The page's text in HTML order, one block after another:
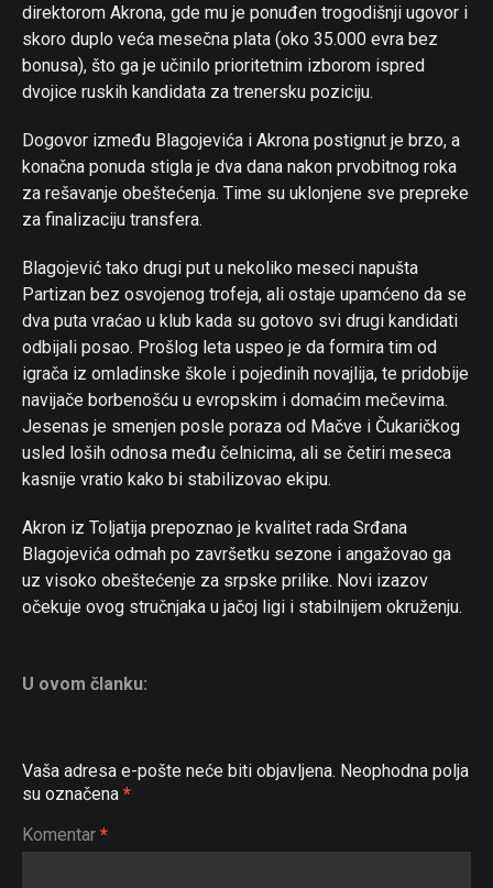
direktorom Akrona, gde mu je ponuđen trogodišnji ugovor i
skoro duplo veća mesečna plata (oko 35.000 evra bez
bonusa), što ga je učinilo prioritetnim izborom ispred
dvojice ruskih kandidata za trenersku poziciju.
Dogovor između Blagojevića i Akrona postignut je brzo, a
konačna ponuda stigla je dva dana nakon prvobitnog roka
za rešavanje obeštećenja. Time su uklonjene sve prepreke
za finalizaciju transfera.
Blagojević tako drugi put u nekoliko meseci napušta
Partizan bez osvojenog trofeja, ali ostaje upamćeno da se
dva puta vraćao u klub kada su gotovo svi drugi kandidati
odbijali posao. Prošlog leta uspeo je da formira tim od
igrača iz omladinske škole i pojedinih novajlija, te pridobije
navijače borbenošću u evropskim i domaćim mečevima.
Jesenas je smenjen posle poraza od Mačve i Čukaričkog
usled loših odnosa među čelnicima, ali se četiri meseca
kasnije vratio kako bi stabilizovao ekipu.
Akron iz Toljatija prepoznao je kvalitet rada Srđana
Blagojevića odmah po završetku sezone i angažovao ga
uz visoko obeštećenje za srpske prilike. Novi izazov
očekuje ovog stručnjaka u jačoj ligi i stabilnijem okruženju.
U ovom članku:
Vaša adresa e-pošte neće biti objavljena. Neophodna polja
su označena *
Komentar *
Flipboard
Reddit
Whatsapp
Email